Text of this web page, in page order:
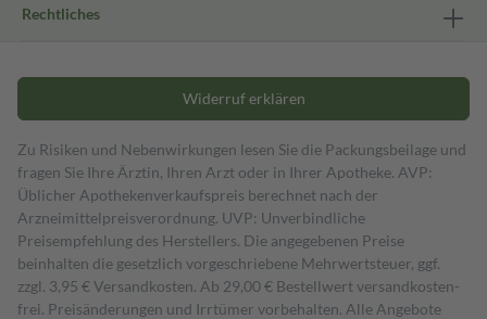
Rechtliches
Widerruf erklären
Zu Risiken und Nebenwirkungen lesen Sie die Packungsbeilage und
fragen Sie Ihre Ärztin, Ihren Arzt oder in Ihrer Apotheke. AVP:
Üblicher Apothekenverkaufspreis berechnet nach der
Arzneimittelpreisverordnung. UVP: Unverbindliche
Preisempfehlung des Herstellers. Die angegebenen Preise
beinhalten die gesetzlich vorgeschriebene Mehrwertsteuer, ggf.
zzgl. 3,95 € Versandkosten. Ab 29,00 € Bestell­wert versand­kosten­
frei. Preisänderungen und Irrtümer vorbehalten. Alle Angebote